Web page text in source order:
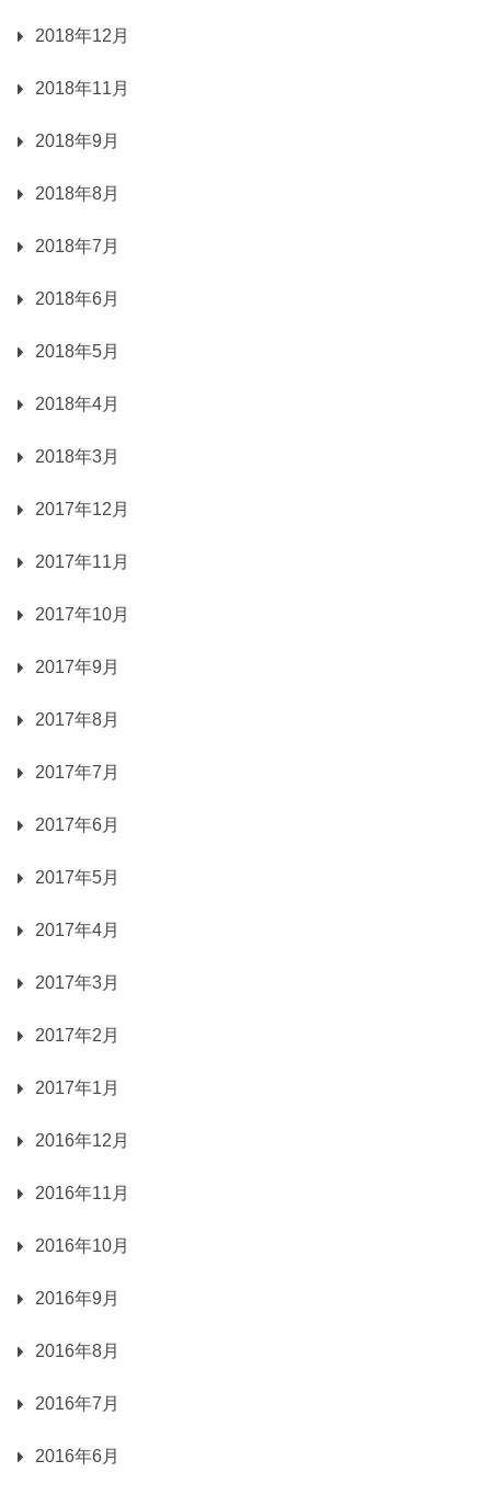
2018年12月
2018年11月
2018年9月
2018年8月
2018年7月
2018年6月
2018年5月
2018年4月
2018年3月
2017年12月
2017年11月
2017年10月
2017年9月
2017年8月
2017年7月
2017年6月
2017年5月
2017年4月
2017年3月
2017年2月
2017年1月
2016年12月
2016年11月
2016年10月
2016年9月
2016年8月
2016年7月
2016年6月